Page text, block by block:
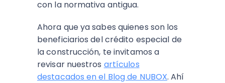
con la normativa antigua.
Ahora que ya sabes quienes son los
beneficiarios del crédito especial de
la construcción, te invitamos a
revisar nuestros artículos
destacados en el Blog de NUBOX. Ahí